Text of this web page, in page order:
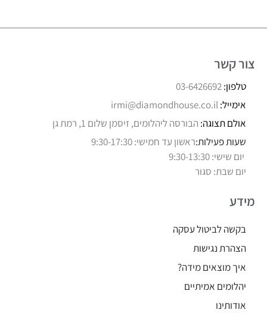
צור קשר
טלפון:03-6426692
אימייל:irmi@diamondhouse.co.il
אולם תצוגה: הבורסה ליהלומים, זיסמן שלום 1, רמת גן
שעות פעילות:ראשון עד חמישי: 9:30-17:30
יום שישי: 9:30-13:30
יום שבת: סגור
מידע
בקשה לביטול עסקה
הצהרת נגישות
איך מוצאים מידה?
יהלומים אמיתיים
אודותינו